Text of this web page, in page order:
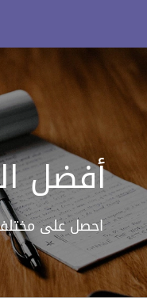
أفضل
احصل على مختلف